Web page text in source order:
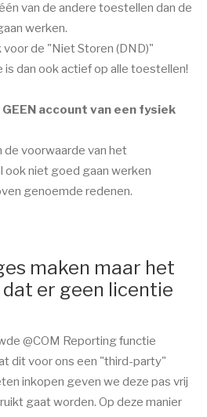
van de andere toestellen dan de
werken.
de "Niet Storen (DND)"
dan ook actief op alle toestellen!
account van een fysiek
de voorwaarde van het
ook niet goed gaan werken
genoemde redenen.
maken maar het
er geen licentie
@COM Reporting functie
dit voor ons een "third-party"
inkopen geven we deze pas vrij
gaat worden. Op deze manier